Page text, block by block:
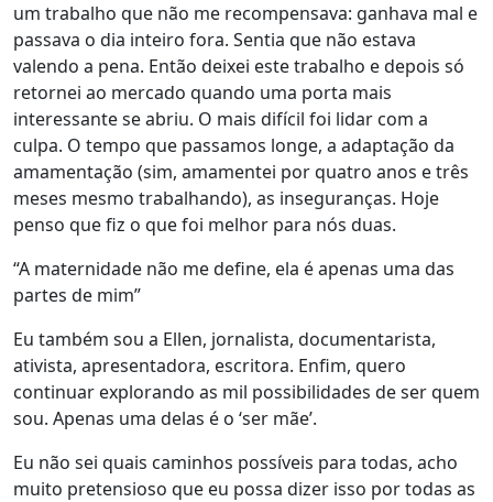
um trabalho que não me recompensava: ganhava mal e
passava o dia inteiro fora. Sentia que não estava
valendo a pena. Então deixei este trabalho e depois só
retornei ao mercado quando uma porta mais
interessante se abriu. O mais difícil foi lidar com a
culpa. O tempo que passamos longe, a adaptação da
amamentação (sim, amamentei por quatro anos e três
meses mesmo trabalhando), as inseguranças. Hoje
penso que fiz o que foi melhor para nós duas.
“A maternidade não me define, ela é apenas uma das
partes de mim”
Eu também sou a Ellen, jornalista, documentarista,
ativista, apresentadora, escritora. Enfim, quero
continuar explorando as mil possibilidades de ser quem
sou. Apenas uma delas é o ‘ser mãe’.
Eu não sei quais caminhos possíveis para todas, acho
muito pretensioso que eu possa dizer isso por todas as